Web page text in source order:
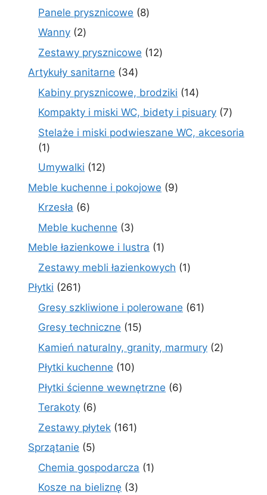
produktów
Panele prysznicowe 88
Wanny 22
produkty
Zestawy prysznicowe 1212
Artykuły sanitarne 3434
produkty
Kabiny prysznicowe, brodziki 1414
produktów
Kompakty i miski WC, bidety i pisuary 77
Stelaże i miski podwieszane WC, akcesoria
11
produkt
Umywalki 1212
produktów
Meble kuchenne i pokojowe 99
Krzesła 66
produktów
Meble kuchenne 33
produkty
Meble łazienkowe i lustra 11
produkt
Zestawy mebli łazienkowych 11
Płytki 261261
produktów
Gresy szkliwione i polerowane 6161
Gresy techniczne 1515
produktów
Kamień naturalny, granity, marmury 22
Płytki kuchenne 1010
produktów
Płytki ścienne wewnętrzne 66
Terakoty 66
produktów
Zestawy płytek 161161
Sprzątanie 55
produktów
Chemia gospodarcza 11
Kosze na bieliznę 33